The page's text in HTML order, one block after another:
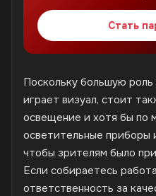
Стать
Поскольку большую
играет визуал, стоит
освещение и хотя бы по
осветительные приборы
чтобы зрителям было
Если собираетесь
ответственность за